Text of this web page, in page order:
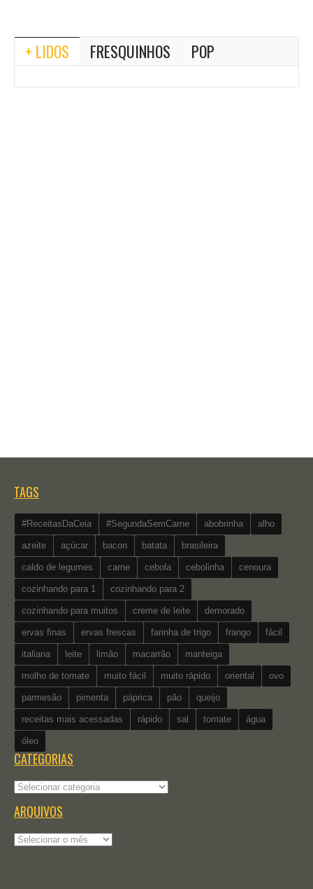
+ LIDOS FRESQUINHOS POP
TAGS
#ReceitasDaCeia #SegundaSemCarne abobrinha alho
azeite açúcar bacon batata brasileira
caldo de legumes carne cebola cebolinha cenoura
cozinhando para 1 cozinhando para 2
cozinhando para muitos creme de leite demorado
ervas finas ervas frescas farinha de trigo frango fácil
italiana leite limão macarrão manteiga
molho de tomate muito fácil muito rápido oriental ovo
parmesão pimenta páprica pão queijo
receitas mais acessadas rápido sal tomate água
óleo
CATEGORIAS
Categorias
ARQUIVOS
Arquivos